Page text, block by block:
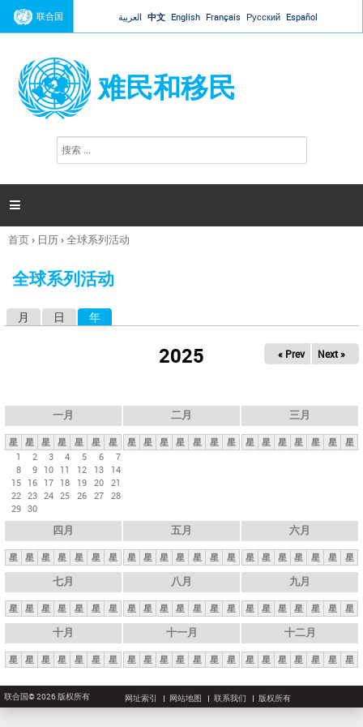
Jump to navigation
联合国 العربية 中文 English Français Русский Español
难民和移民
搜
索

你
这
首页› 日历›全球系列活动
全球系列活动
月 日 年
2025 « Prev Next »
一月
星 星 星 星 星 星
星
1
2 3 4 5 6
7
8
9 10 11 12 13
14
15 16 17 18 19 20 21
22 23 24 25 26 27 28
29 30
二月
星 星 星 星 星 星 星
三月
星 星 星 星 星 星 星
四月
星 星 星 星 星 星 星
五月
星 星 星 星 星 星 星
六月
星 星 星 星 星 星 星
七月
星 星 星 星 星 星 星
八月
星 星 星 星 星 星 星
九月
星 星 星 星 星 星 星
十月
星 星 星 星 星 星 星
十一月
星 星 星 星 星 星 星
十二月
星 星 星 星 星 星 星
联合国© 2026 版权所有 网址索引 网站地图 联系我们 版权所有